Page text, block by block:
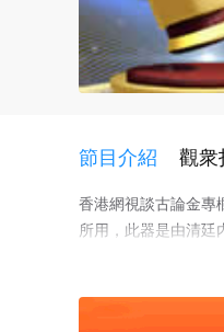
節目介紹 觀衆
香港網視談古論金專
所用，此器是由清廷
胎體厚重爲黃綠色
的宮廷色彩和皇家